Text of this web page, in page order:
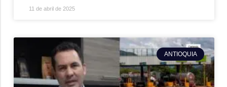
11 de abril de 2025
ANTIOQUIA